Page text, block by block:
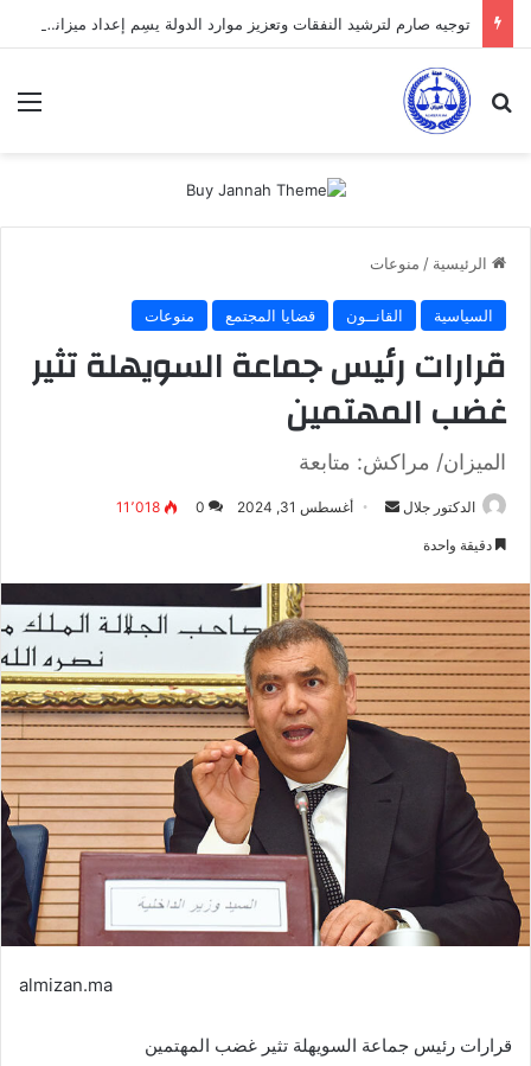
توجيه صارم لترشيد النفقات وتعزيز موارد الدولة يسِم إعداد ميزانية 2027
بحث عن
الرئيسية / منوعات
السياسية القانــون قضايا المجتمع منوعات
قرارات رئيس جماعة السويهلة تثير
غضب المهتمين
الميزان/ مراكش: متابعة
الدكتور جلال
أرسل أغسطس 31, 2024 0 11٬018
دقيقة واحدة
almizan.ma
قرارات رئيس جماعة السويهلة تثير غضب المهتمين